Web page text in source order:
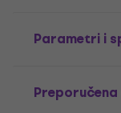
Parametri i